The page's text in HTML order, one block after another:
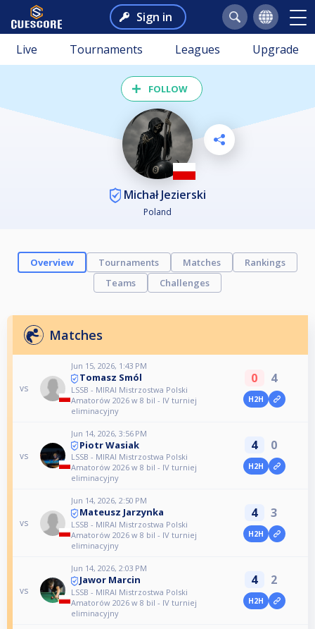
Sign in
Live Tournaments Leagues Upgrade
FOLLOW
Michał Jezierski
Poland
Overview Tournaments Matches
Rankings
Teams
Challenges
Matches
vs
Jun 15, 2026, 1:43 PM
Tomasz Smól
LSSB - MIRAI Mistrzostwa Polski
Amatorów 2026 w 8 bil - IV turniej
eliminacyjny
0 4
H2H
vs
Jun 14, 2026, 3:56 PM
Piotr Wasiak
LSSB - MIRAI Mistrzostwa Polski
Amatorów 2026 w 8 bil - IV turniej
eliminacyjny
4 0
H2H
vs
Jun 14, 2026, 2:50 PM
Mateusz Jarzynka
LSSB - MIRAI Mistrzostwa Polski
Amatorów 2026 w 8 bil - IV turniej
eliminacyjny
4 3
H2H
vs
Jun 14, 2026, 2:03 PM
Jawor Marcin
LSSB - MIRAI Mistrzostwa Polski
Amatorów 2026 w 8 bil - IV turniej
eliminacyjny
4 2
H2H